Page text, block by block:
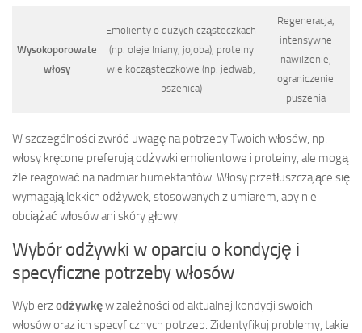
Wysokoporowate
włosy
Emolienty o dużych cząsteczkach
(np. oleje lniany, jojoba), proteiny
wielkocząsteczkowe (np. jedwab,
pszenica)
Regeneracja,
intensywne
nawilżenie,
ograniczenie
puszenia
W szczególności zwróć uwagę na potrzeby Twoich włosów, np.
włosy kręcone preferują odżywki emolientowe i proteiny, ale mogą
źle reagować na nadmiar humektantów. Włosy przetłuszczające się
wymagają lekkich odżywek, stosowanych z umiarem, aby nie
obciążać włosów ani skóry głowy.
Wybór odżywki w oparciu o kondycję i
specyficzne potrzeby włosów
Wybierzodżywkęw zależności od aktualnej kondycji swoich
włosów oraz ich specyficznych potrzeb. Zidentyfikuj problemy, takie